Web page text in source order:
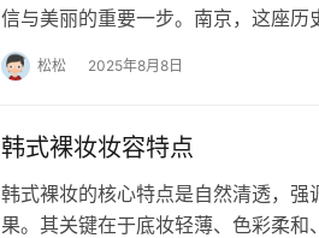
信与美丽的重要一步。南京，这座历
流，为追求美丽的人们提供了多种永…
松松 2025年8月8日
韩式裸妆妆容特点
韩式裸妆的核心特点是自然清透，
果。其关键在于底妆轻薄、色彩柔